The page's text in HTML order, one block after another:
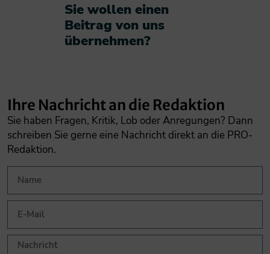
Sie wollen einen
Beitrag von uns
übernehmen?​
Ihre Nachricht an die Redaktion
Sie haben Fragen, Kritik, Lob oder Anregungen? Dann
schreiben Sie gerne eine Nachricht direkt an die PRO-
Redaktion.